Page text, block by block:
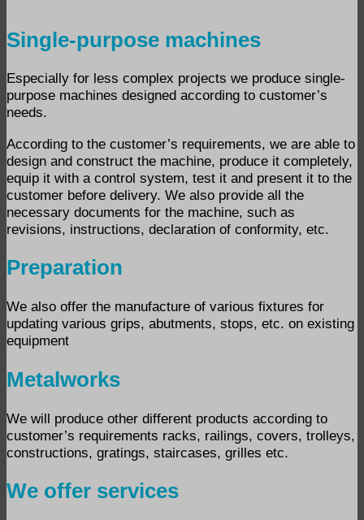
Single-purpose machines
Especially for less complex projects we produce single-
purpose machines designed according to customer’s
needs.
According to the customer’s requirements, we are able to
design and construct the machine, produce it completely,
equip it with a control system, test it and present it to the
customer before delivery. We also provide all the
necessary documents for the machine, such as
revisions, instructions, declaration of conformity, etc.
Preparation
We also offer the manufacture of various fixtures for
updating various grips, abutments, stops, etc. on existing
equipment
Metalworks
We will produce other different products according to
customer’s requirements racks, railings, covers, trolleys,
constructions, gratings, staircases, grilles etc.
We offer services